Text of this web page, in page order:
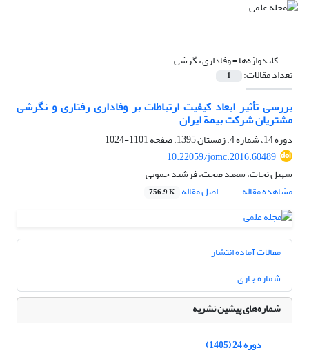
کلیدواژه‌ها =وفاداری نگرشی
تعداد مقالات: 1
بررسی تأثیر ابعاد کیفیت ارتباطات بر وفاداری رفتاری و نگرشی
مشتریان شرکت بیمة ایران
دوره 14، شماره 4، زمستان 1395، صفحه
1101-1024
10.22059/jomc.2016.60489
سهیل نجات، سعید صحت، فرشید خمویی
مشاهده مقاله
اصل مقاله 756.9 K
مقالات آماده انتشار
شماره جاری
شماره‌های پیشین نشریه
دوره 24 (1405)